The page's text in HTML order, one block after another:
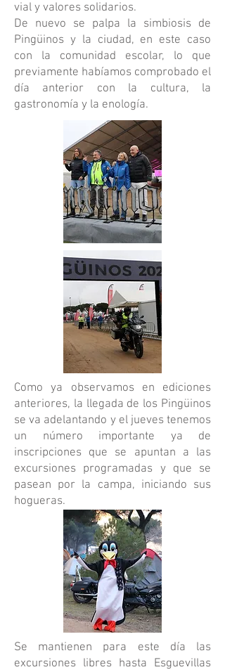
vial y valores solidarios.
De nuevo se palpa la simbiosis de
Pingüinos y la ciudad, en este caso
con la comunidad escolar, lo que
previamente habíamos comprobado el
día anterior con la cultura, la
gastronomía y la enología.
Como ya observamos en ediciones
anteriores, la llegada de los Pingüinos
se va adelantando y el jueves tenemos
un número importante ya de
inscripciones que se apuntan a las
excursiones programadas y que se
pasean por la campa, iniciando sus
hogueras.
Se mantienen para este día las
excursiones libres hasta Esguevillas